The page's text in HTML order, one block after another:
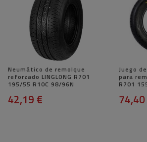
Neumático de remolque
reforzado LINGLONG R701
195/55 R10C 98/96N
42,19 €
Juego
para
R701